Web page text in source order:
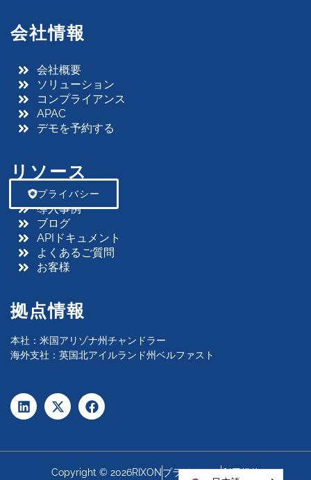
プライバシー
会社情報
会社概要
ソリューション
コンプライアンス
APAC
デモを予約する
リソース
導入事例
ブログ
APIドキュメント
よくあるご質問
お客様
拠点情報
本社：米国アリゾナ州チャンドラー
海外支社：英国北アイルランド州ベルファスト
Copyright © 2026RIXON プライバシー利用規約